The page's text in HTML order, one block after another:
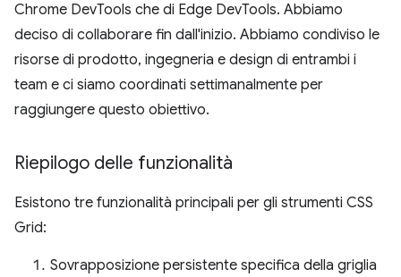
Chrome DevTools che di Edge DevTools. Abbiamo
deciso di collaborare fin dall'inizio. Abbiamo condiviso le
risorse di prodotto, ingegneria e design di entrambi i
team e ci siamo coordinati settimanalmente per
raggiungere questo obiettivo.
Riepilogo delle funzionalità
Esistono tre funzionalità principali per gli strumenti CSS
Grid:
Sovrapposizione persistente specifica della griglia